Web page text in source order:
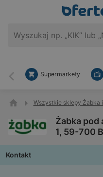
Wstecz
Supermarkety
Wszystkie sklepy Żabka
Żabka pod
1, 59-700
Kontakt